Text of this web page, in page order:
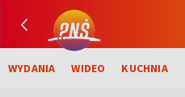
WYDANIA WIDEO KUCHNIA